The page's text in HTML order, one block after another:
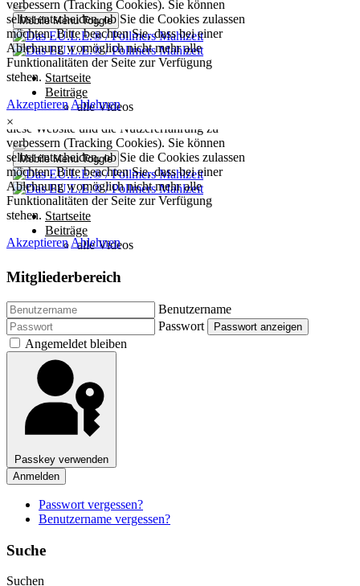
×
Mitgliederbereich
Benutzername
Passwort
Passwort anzeigen
Angemeldet bleiben
Passkey verwenden
Anmelden
Passwort vergessen?
Benutzername vergessen?
Suche
Suchen